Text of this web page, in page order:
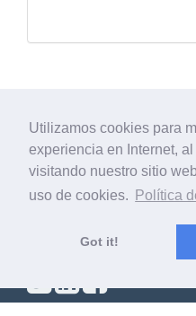
Utilizamos cookies para
experiencia en Internet,
visitando nuestro sitio
uso de cookies.
Política
Got it!
© Export Worldwide